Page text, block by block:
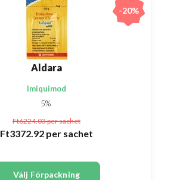
Aldara
Imiquimod
5%
Ft6224.03per sachet
Ft3372.92 per sachet
Välj Förpackning
-20%